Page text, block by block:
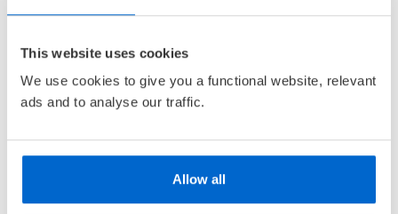
This website uses cookies
We use cookies to give you a functional website, relevant
ads and to analyse our traffic.
Allow all
Ikke medlem
Kjøp